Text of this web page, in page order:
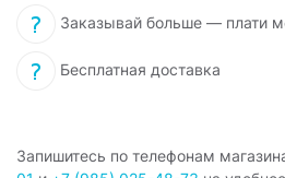
Заказывай больше — плати
Бесплатная доставка
Запишитесь по телефонам